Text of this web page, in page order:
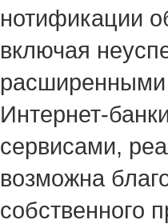
нотификации
включая
Интернет-
сервисами,
возможна
собственного